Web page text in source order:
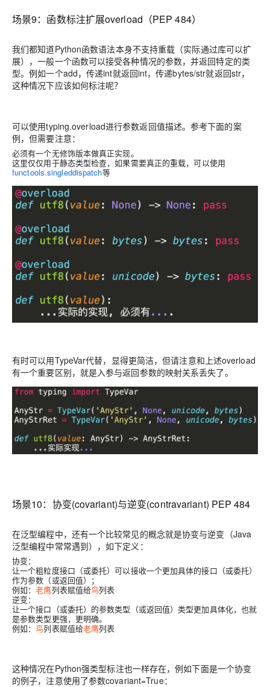
场景9： 函数标注扩展overload（PEP 484）
我们都知道Python函数语法本身不支持重载（实际通过库可以扩
展），一般一个函数可以接受各种情况的参数，并返回特定的类
型。例如一个add，传递int就返回int，传递bytes/str就返回str，
这种情况下应该如何标注呢？
可以使用typing.overload进行参数返回值描述。参考下面的案
例，但需要注意：
必须有一个无修饰版本做真正实现。
这里仅仅用于静态类型检查，如果需要真正的重载，可以使用
functools.singleddispatch等
有时可以用TypeVar代替，显得更简洁，但请注意和上述overload
有一个重要区别，就是入参与返回参数的映射关系丢失了。
场景10： 协变(covariant)与逆变(contravariant) PEP 484
在泛型编程中，还有一个比较常见的概念就是协变与逆变（Java
泛型编程中常常遇到），如下定义：
协变：
让一个粗粒度接口（或委托）可以接收一个更加具体的接口（或委托）
作为参数（或返回值）；
例如：老鹰列表赋值给鸟列表
逆变：
让一个接口（或委托）的参数类型（或返回值）类型更加具体化，也就
是参数类型更强，更明确。
例如：鸟列表赋值给老鹰列表
这种情况在Python强类型标注也一样存在，例如下面是一个协变
的例子，注意使用了参数covariant=True：